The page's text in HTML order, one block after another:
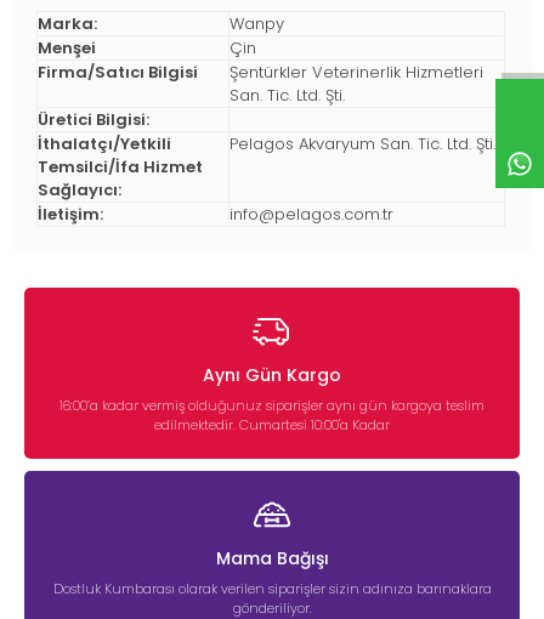
Marka:
Wanpy
Menşei
Çin
Firma/Satıcı Bilgisi
Şentürkler Veterinerlik Hizmetleri
San. Tic. Ltd. Şti.
Üretici Bilgisi:
İthalatçı/Yetkili
Temsilci/İfa Hizmet
Sağlayıcı:
Pelagos Akvaryum San. Tic. Ltd. Şti.
İletişim: info@pelagos.com.tr
Aynı Gün Kargo
16:00’a kadar vermiş olduğunuz siparişler aynı gün kargoya teslim
edilmektedir. Cumartesi 10:00'a Kadar
Mama Bağışı
Dostluk Kumbarası olarak verilen siparişler sizin adınıza barınaklara
gönderiliyor.